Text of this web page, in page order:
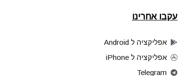
עקבו אחרינו
אפליקציה ל Android
אפליקציה ל iPhone
Telegram